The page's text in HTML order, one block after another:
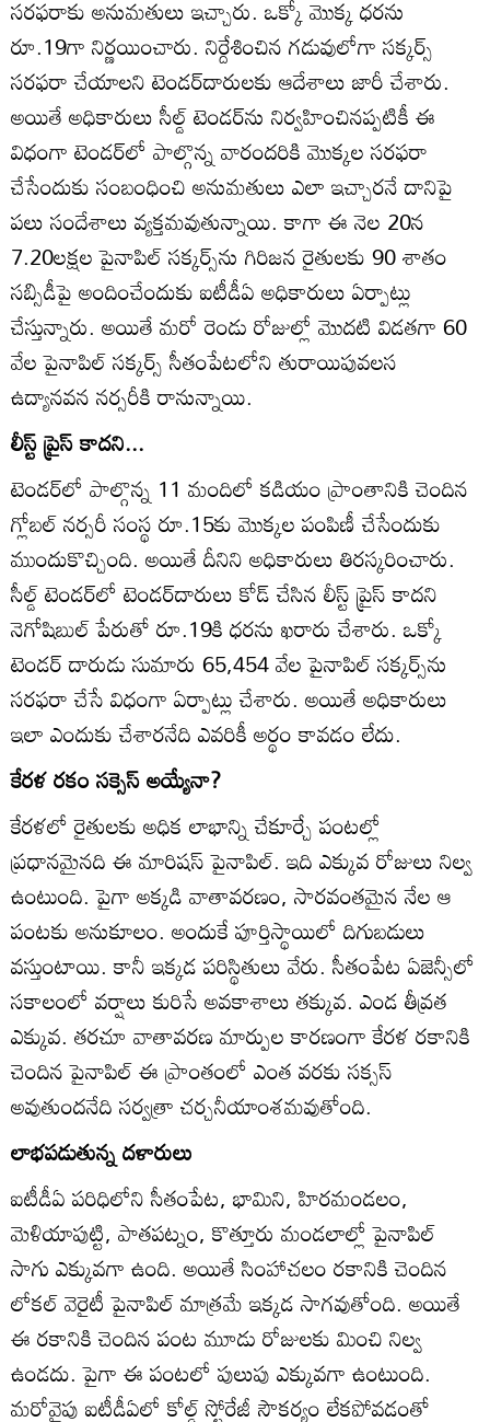
సరఫరాకు అనుమతులు ఇచ్చారు. ఒక్కో మొక్క ధరను
రూ.19గా నిర్ణయించారు. నిర్దేశించిన గడువులోగా సక్కర్స్‌
సరఫరా చేయాలని టెండర్‌దారులకు ఆదేశాలు జారీ చేశారు.
అయితే అధికారులు సీల్డ్‌ టెండర్‌ను నిర్వహించినప్పటికీ ఈ
విధంగా టెండర్‌లో పాల్గొన్న వారందరికి మొక్కల సరఫరా
చేసేందుకు సంబంధించి అనుమతులు ఎలా ఇచ్చారనే దానిపై
పలు సందేశాలు వ్యక్తమవుతున్నాయి. కాగా ఈ నెల 20న
7.20లక్షల పైనాపిల్‌ సక్కర్స్‌ను గిరిజన రైతులకు 90 శాతం
సబ్సిడీపై అందించేందుకు ఐటీడీఏ అధికారులు ఏర్పాట్లు
చేస్తున్నారు. అయితే మరో రెండు రోజుల్లో మొదటి విడతగా 60
వేల పైనాపిల్‌ సక్కర్స్‌ సీతంపేటలోని తురాయిపువలస
ఉద్యానవన నర్సరీకి రానున్నాయి.
లీస్ట్‌ ప్రైస్‌ కాదని...
టెండర్‌లో పాల్గొన్న 11 మందిలో కడియం ప్రాంతానికి చెందిన
గ్లోబల్‌ నర్సరీ సంస్థ రూ.15కు మొక్కల పంపిణీ చేసేందుకు
ముందుకొచ్చింది. అయితే దీనిని అధికారులు తిరస్కరించారు.
సీల్డ్‌ టెండర్‌లో టెండర్‌దారులు కోడ్‌ చేసిన లీస్ట్‌ ప్రైస్‌ కాదని
నెగోషిబుల్‌ పేరుతో రూ.19కి ధరను ఖరారు చేశారు. ఒక్కో
టెండర్‌ దారుడు సుమారు 65,454 వేల పైనాపిల్‌ సక్కర్స్‌ను
సరఫరా చేసే విధంగా ఏర్పాట్లు చేశారు. అయితే అధికారులు
ఇలా ఎందుకు చేశారనేది ఎవరికీ అర్థం కావడం లేదు.
కేరళ రకం సక్సెస్‌ అయ్యేనా?
కేరళలో రైతులకు అధిక లాభాన్ని చేకూర్చే పంటల్లో
ప్రధానమైనది ఈ మారిషస్‌ పైనాపిల్‌. ఇది ఎక్కువ రోజులు నిల్వ
ఉంటుంది. పైగా అక్కడి వాతావరణం, సారవంతమైన నేల ఆ
పంటకు అనుకూలం. అందుకే పూర్తిస్థాయిలో దిగుబడులు
వస్తుంటాయి. కానీ ఇక్కడ పరిస్థితులు వేరు. సీతంపేట ఏజెన్సీలో
సకాలంలో వర్షాలు కురిసే అవకాశాలు తక్కువ. ఎండ తీవ్రత
ఎక్కువ. తరచూ వాతావరణ మార్పుల కారణంగా కేరళ రకానికి
చెందిన పైనాపిల్‌ ఈ ప్రాంతంలో ఎంత వరకు సక్సస్‌
అవుతుందనేది సర్వత్రా చర్చనీయాంశమవుతోంది.
లాభపడుతున్న దళారులు
ఐటీడీఏ పరిధిలోని సీతంపేట, భామిని, హిరమండలం,
మెళియాపుట్టి, పాతపట్నం, కొత్తూరు మండలాల్లో పైనాపిల్‌
సాగు ఎక్కువగా ఉంది. అయితే సింహాచలం రకానికి చెందిన
లోకల్‌ వెరైటీ పైనాపిల్‌ మాత్రమే ఇక్కడ సాగవుతోంది. అయితే
ఈ రకానికి చెందిన పంట మూడు రోజులకు మించి నిల్వ
ఉండదు. పైగా ఈ పంటలో పులుపు ఎక్కువగా ఉంటుంది.
మరోవైపు ఐటీడీఏలో కోల్డ్‌ స్టోరేజీ సౌకర్యం లేకపోవడంతో